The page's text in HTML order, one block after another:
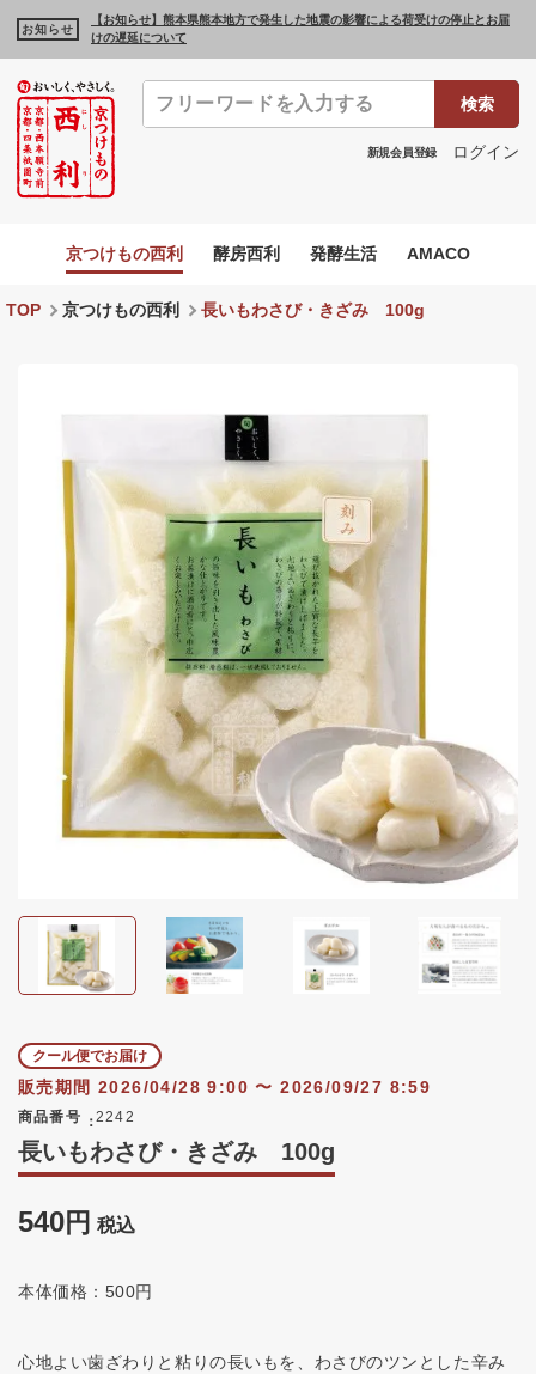
お知らせ
【お知らせ】熊本県熊本地方で発生した地震の影響による荷受けの停止とお届
けの遅延について
検索
新規会員登録 ログイン
京つけもの西利 酵房西利 発酵生活 AMACO
TOP 京つけもの西利 長いもわさび・きざみ 100g
クール便でお届け
販売期間 2026/04/28 9:00〜 2026/09/27 8:59
商品番号 2242
長いもわさび・きざみ 100g
540 税込
本体価格：500円
心地よい歯ざわりと粘りの長いもを、わさびのツンとした辛み